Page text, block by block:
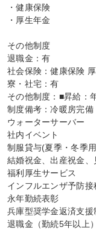
・健康保険
・厚生年金
その他制度
退職金：有
社会保険：健康保険
寮・社宅：有
その他制度：■昇給：
制度備考：冷暖房完備
ウォーターサーバー
社内イベント
制服貸与(夏季・冬季
結婚祝金、出産祝金、
福利厚生サービス
インフルエンザ予防接
永年勤続表彰
兵庫型奨学金返済支援
退職金（勤続5年以上）